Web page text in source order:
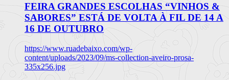
FEIRA GRANDES ESCOLHAS “VINHOS &
SABORES” ESTÁ DE VOLTA À FIL DE 14 A
16 DE OUTUBRO
https://www.ruadebaixo.com/wp-
content/uploads/2023/09/ms-collection-aveiro-prosa-
335x256.jpg